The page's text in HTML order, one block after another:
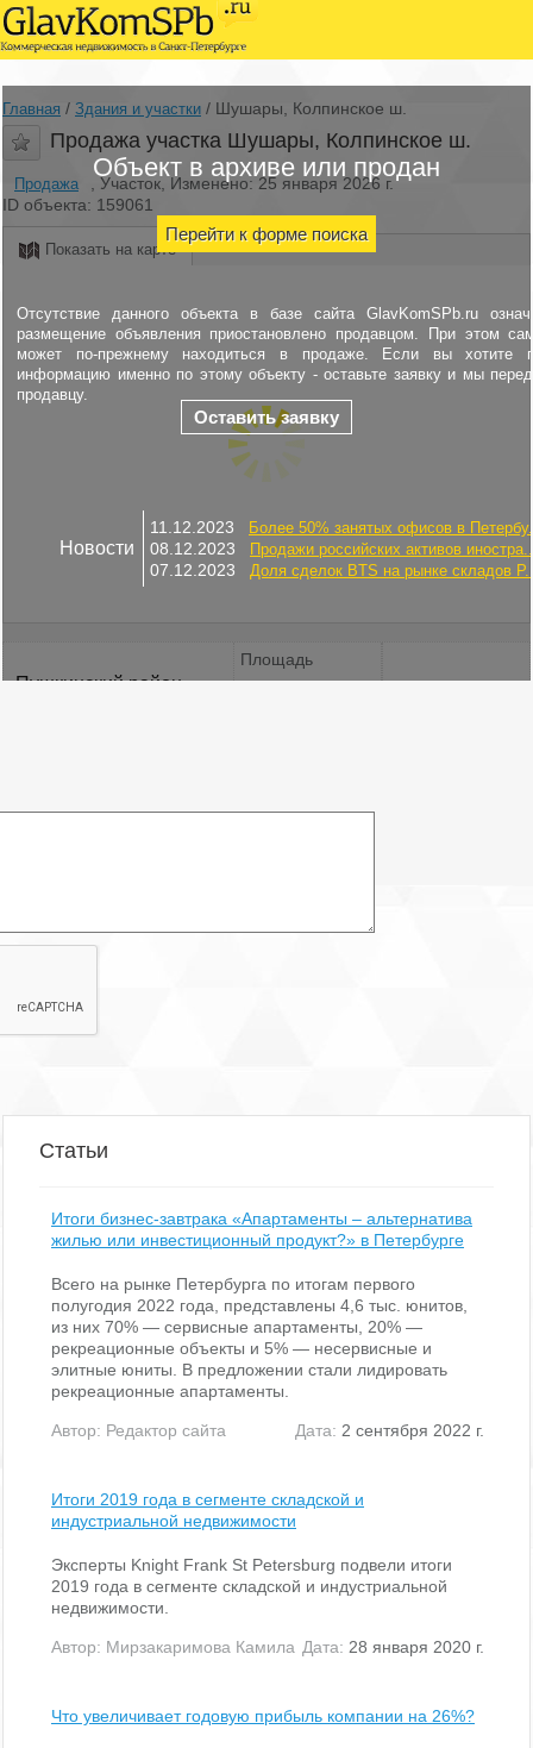
Объект в архиве или продан
Перейти к форме поиска
Отсутствие данного объекта в базе сайта GlavKomSPb.ru
размещение объявления приостановлено продавцом. При этом
может по-прежнему находиться в продаже. Если вы хотите
информацию именно по этому объекту - оставьте заявку и мы
продавцу.
Оставить заявку
Новости
11.12.2023 Более 50% занятых офисов в
08.12.2023 Продажи российских активов
07.12.2023 Доля сделок BTS на рынке складов
Главная / Здания и участки / Шушары, Колпинское ш.
Продажа участка Шушары, Колпинское ш.
Продажа
, Участок, Изменено: 25 января 2026 г.
ID объекта: 159061
Показать на карте
Пушкинский район
Площадь
Купить участок:
застройки предполагается разделение территории улично-
дорожной сетью на 5 кварталов и 26 участков площадью от 0.77
участки, так и вся МФЗ целиком.
Многофункциональная зона «Софийская» имеет крайне
уличная сеть состоит из следующих улиц и автодорог:
период до 2025 года предусматривается: Продолжение
Софийской улицы до Московского шоссе и промышленной зоны
«Металлострой», Реконструкция Колпинского шоссе с его
расширением и доведением до общегородской магистрали.
Реализация генерального плана и введенная в эксплуатацию
СПАД (М-11) безусловно значительно улучшат транспортно-
логистическую ситуацию в районе предлагаемой
многофункциональной зоны.
Статьи
Итоги бизнес-завтрака «Апартаменты – альтернатива
жилью или инвестиционный продукт?» в Петербурге
Всего на рынке Петербурга по итогам первого
полугодия 2022 года, представлены 4,6 тыс. юнитов,
из них 70% — сервисные апартаменты, 20% —
рекреационные объекты и 5% — несервисные и
элитные юниты. В предложении стали лидировать
рекреационные апартаменты.
Автор: Редактор сайта Дата: 2 сентября 2022 г.
Итоги 2019 года в сегменте складской и
индустриальной недвижимости
Эксперты Knight Frank St Petersburg подвели итоги
2019 года в сегменте складской и индустриальной
недвижимости.
Автор: Мирзакаримова Камила Дата: 28 января 2020 г.
Что увеличивает годовую прибыль компании на 26%?